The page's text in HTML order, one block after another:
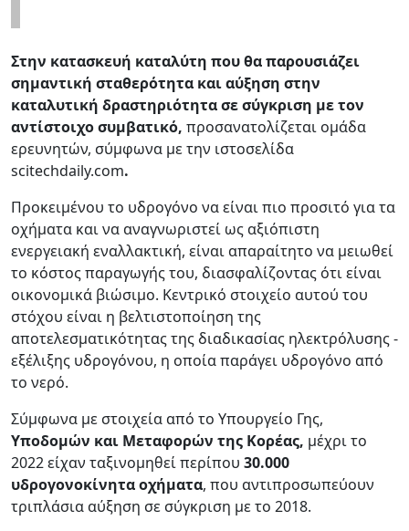
Στην κατασκευή καταλύτη που θα παρουσιάζει
σημαντική σταθερότητα και αύξηση στην
καταλυτική δραστηριότητα σε σύγκριση με τον
αντίστοιχο συμβατικό, προσανατολίζεται ομάδα
ερευνητών, σύμφωνα με την ιστοσελίδα
scitechdaily.com.
Προκειμένου το υδρογόνο να είναι πιο προσιτό για τα
οχήματα και να αναγνωριστεί ως αξιόπιστη
ενεργειακή εναλλακτική, είναι απαραίτητο να μειωθεί
το κόστος παραγωγής του, διασφαλίζοντας ότι είναι
οικονομικά βιώσιμο. Κεντρικό στοιχείο αυτού του
στόχου είναι η βελτιστοποίηση της
αποτελεσματικότητας της διαδικασίας ηλεκτρόλυσης -
εξέλιξης υδρογόνου, η οποία παράγει υδρογόνο από
το νερό.
Σύμφωνα με στοιχεία από το Υπουργείο Γης,
Υποδομών και Μεταφορών της Κορέας, μέχρι το
2022 είχαν ταξινομηθεί περίπου 30.000
υδρογονοκίνητα οχήματα, που αντιπροσωπεύουν
τριπλάσια αύξηση σε σύγκριση με το 2018.